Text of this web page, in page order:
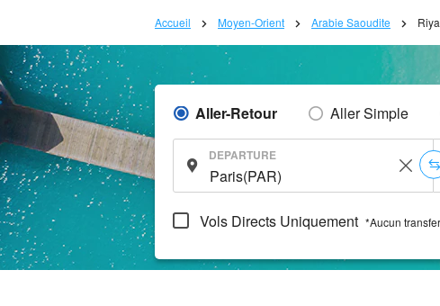
Accueil Moyen-Orient Arabie Saoudite
Aller-Retour Aller Simple
DEPARTURE
Vols Directs Uniquement *Aucun